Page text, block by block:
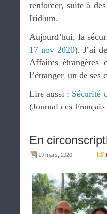
renforcer, suite à
Iridium.
Aujourd’hui, la
17 nov 2020). J’ai
Affaires étrangères
l’étranger, un de ses
Lire aussi : Sécurité
(Journal des
En
19 mars, 2020